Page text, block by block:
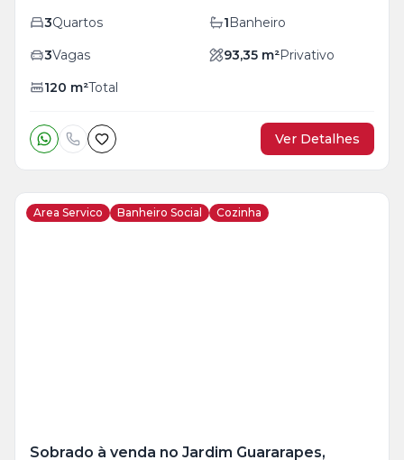
3Quartos 1Banheiro
3Vagas 93,35 m²Privativo
120 m²Total
Ver Detalhes
Area Servico Banheiro Social Cozinha
Sobrado à venda no Jardim Guararapes,